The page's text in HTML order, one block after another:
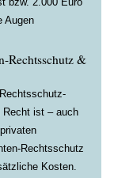
Augen
Rechtsschutz &
Recht ist – auch
Rechtsschutz
Kosten.